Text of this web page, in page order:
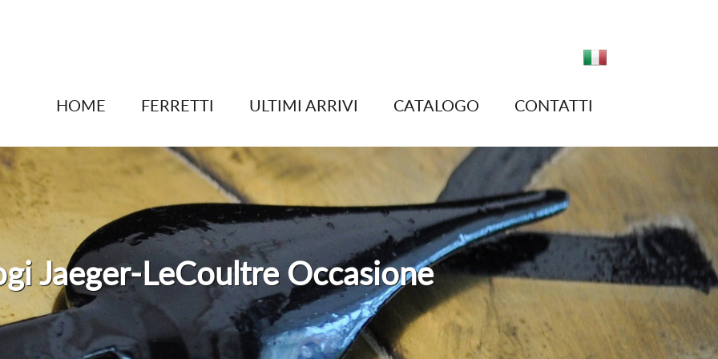
HOME FERRETTI ULTIMI ARRIVI CATALOGO CONTATTI
Jaeger-LeCoultre Occasione